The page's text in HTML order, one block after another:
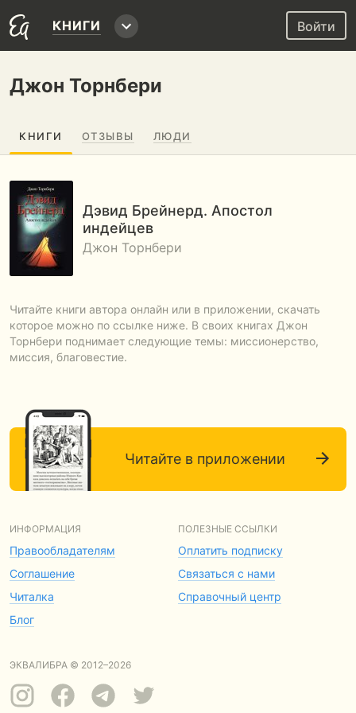
КНИГИ Войти
Джон Торнбери
КНИГИ ОТЗЫВЫ ЛЮДИ
Дэвид Брейнерд. Апостол
индейцев
Джон Торнбери
Читайте книги автора онлайн или в приложении, скачать
которое можно по ссылке ниже. В своих книгах Джон
Торнбери поднимает следующие темы: миссионерство,
миссия, благовестие.
Читайте в приложении
ИНФОРМАЦИЯ
Правообладателям
Соглашение
Читалка
Блог
ПОЛЕЗНЫЕ ССЫЛКИ
Оплатить подписку
Связаться с нами
Справочный центр
ЭКВАЛИБРА © 2012–2026